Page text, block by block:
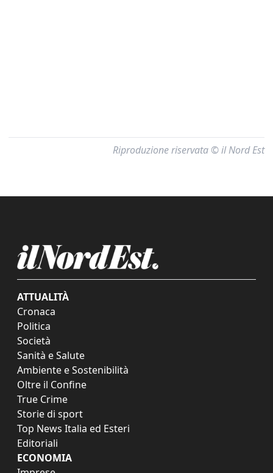
Riproduzione riservata © il Nord Est
ATTUALITÀ
Cronaca
Politica
Società
Sanità e Salute
Ambiente e Sostenibilità
Oltre il Confine
True Crime
Storie di sport
Top News Italia ed Esteri
Editoriali
ECONOMIA